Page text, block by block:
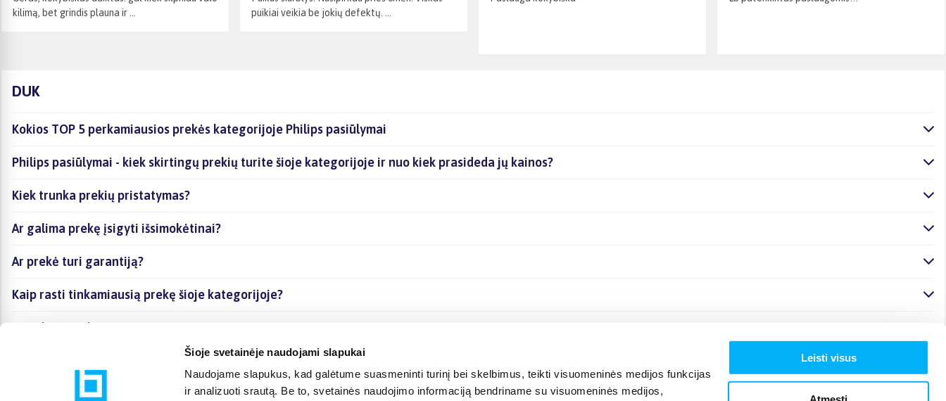
Šioje svetainėje naudojami slapukai
Naudojame slapukus, kad galėtume suasmeninti turinį bei skelbimus, teikti visuomeninės medijos funkcijas
ir analizuoti srautą. Be to, svetainės naudojimo informaciją bendriname su visuomeninės medijos,
Leisti visus
kilimą, bet grindis plauna ir ...
puikiai veikia be jokių defektų. ...
DUK
Kokios TOP 5 perkamiausios prekės kategorijoje Philips pasiūlymai
Philips pasiūlymai - kiek skirtingų prekių turite šioje kategorijoje ir nuo kiek prasideda jų kainos?
Kiek trunka prekių pristatymas?
Ar galima prekę įsigyti išsimokėtinai?
Ar prekė turi garantiją?
Kaip rasti tinkamiausią prekę šioje kategorijoje?
Ar galima prekę atsiimti vietoje?